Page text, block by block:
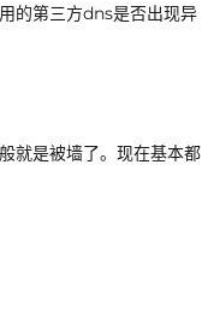
的第三方dns是否出现异
就是被墙了。现在基本都